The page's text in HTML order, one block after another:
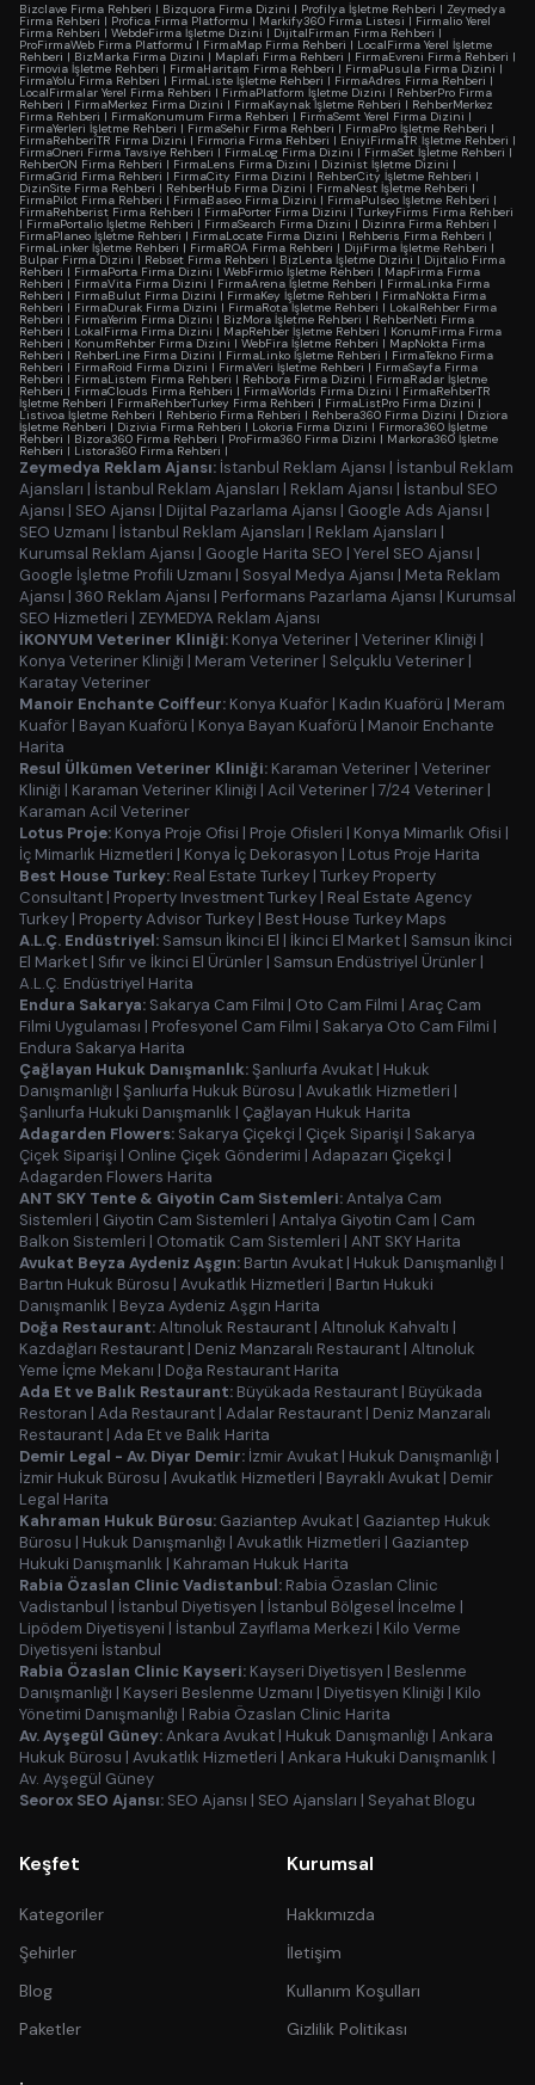
Bizclave Firma Rehberi | Bizquora Firma Dizini | Profilya İşletme Rehberi | Zeymedya
Firma Rehberi | Profica Firma Platformu | Markify360 Firma Listesi | Firmalio Yerel
Firma Rehberi | WebdeFirma İşletme Dizini | DijitalFirman Firma Rehberi |
ProFirmaWeb Firma Platformu | FirmaMap Firma Rehberi | LocalFirma Yerel İşletme
Rehberi | BizMarka Firma Dizini | Maplafi Firma Rehberi | FirmaEvreni Firma Rehberi |
Firmovia İşletme Rehberi | FirmaHaritam Firma Rehberi | FirmaPusula Firma Dizini |
FirmaYolu Firma Rehberi | FirmaListe İşletme Rehberi | FirmaAdres Firma Rehberi |
LocalFirmalar Yerel Firma Rehberi | FirmaPlatform İşletme Dizini | RehberPro Firma
Rehberi | FirmaMerkez Firma Dizini | FirmaKaynak İşletme Rehberi | RehberMerkez
Firma Rehberi | FirmaKonumum Firma Rehberi | FirmaSemt Yerel Firma Dizini |
FirmaYerleri İşletme Rehberi | FirmaSehir Firma Rehberi | FirmaPro İşletme Rehberi |
FirmaRehberiTR Firma Dizini | Firmoria Firma Rehberi | EniyiFirmaTR İşletme Rehberi |
FirmaOneri Firma Tavsiye Rehberi | FirmaLog Firma Dizini |FirmaSet İşletme Rehberi |
RehberON Firma Rehberi | FirmaLens Firma Dizini | Dizinist İşletme Dizini |
FirmaGrid Firma Rehberi | FirmaCity Firma Dizini | RehberCity İşletme Rehberi |
DizinSite Firma Rehberi | RehberHub Firma Dizini | FirmaNest İşletme Rehberi |
FirmaPilot Firma Rehberi | FirmaBaseo Firma Dizini | FirmaPulseo İşletme Rehberi |
FirmaRehberist Firma Rehberi | FirmaPorter Firma Dizini | TurkeyFirms Firma Rehberi
| FirmaPortalio İşletme Rehberi | FirmaSearch Firma Dizini | Dizinra Firma Rehberi |
FirmaPlaneo İşletme Rehberi | FirmaLocate Firma Dizini | Rehberis Firma Rehberi |
FirmaLinker İşletme Rehberi | FirmaROA Firma Rehberi | DijiFirma İşletme Rehberi |
Bulpar Firma Dizini | Rebset Firma Rehberi | BizLenta İşletme Dizini | Dijitalio Firma
Rehberi | FirmaPorta Firma Dizini | WebFirmio İşletme Rehberi | MapFirma Firma
Rehberi | FirmaVita Firma Dizini | FirmaArena İşletme Rehberi | FirmaLinka Firma
Rehberi | FirmaBulut Firma Dizini | FirmaKey İşletme Rehberi | FirmaNokta Firma
Rehberi | FirmaDurak Firma Dizini | FirmaRota İşletme Rehberi | LokalRehber Firma
Rehberi | FirmaYerim Firma Dizini | BizMora İşletme Rehberi | RehberNeti Firma
Rehberi | LokalFirma Firma Dizini | MapRehber İşletme Rehberi | KonumFirma Firma
Rehberi | KonumRehber Firma Dizini | WebFira İşletme Rehberi | MapNokta Firma
Rehberi | RehberLine Firma Dizini | FirmaLinko İşletme Rehberi | FirmaTekno Firma
Rehberi | FirmaRoid Firma Dizini | FirmaVeri İşletme Rehberi | FirmaSayfa Firma
Rehberi | FirmaListem Firma Rehberi | Rehbora Firma Dizini | FirmaRadar İşletme
Rehberi | FirmaClouds Firma Rehberi | FirmaWorlds Firma Dizini | FirmaRehberTR
İşletme Rehberi | FirmaRehberTurkey Firma Rehberi | FirmaListPro Firma Dizini |
Listivoa İşletme Rehberi | Rehberio Firma Rehberi | Rehbera360 Firma Dizini | Diziora
İşletme Rehberi | Dizivia Firma Rehberi | Lokoria Firma Dizini | Firmora360 İşletme
Rehberi | Bizora360 Firma Rehberi | ProFirma360 Firma Dizini | Markora360 İşletme
Rehberi | Listora360 Firma Rehberi |
Zeymedya Reklam Ajansı: İstanbul Reklam Ajansı | İstanbul Reklam
Ajansları | İstanbul Reklam Ajansları | Reklam Ajansı | İstanbul SEO
Ajansı | SEO Ajansı | Dijital Pazarlama Ajansı | Google Ads Ajansı |
SEO Uzmanı | İstanbul Reklam Ajansları | Reklam Ajansları |
Kurumsal Reklam Ajansı | Google Harita SEO | Yerel SEO Ajansı |
Google İşletme Profili Uzmanı | Sosyal Medya Ajansı | Meta Reklam
Ajansı | 360 Reklam Ajansı | Performans Pazarlama Ajansı | Kurumsal
SEO Hizmetleri | ZEYMEDYA Reklam Ajansı
İKONYUM Veteriner Kliniği: Konya Veteriner | Veteriner Kliniği |
Konya Veteriner Kliniği | Meram Veteriner | Selçuklu Veteriner |
Karatay Veteriner
Manoir Enchante Coiffeur: Konya Kuaför | Kadın Kuaförü | Meram
Kuaför | Bayan Kuaförü | Konya Bayan Kuaförü | Manoir Enchante
Harita
Resul Ülkümen Veteriner Kliniği: Karaman Veteriner | Veteriner
Kliniği | Karaman Veteriner Kliniği | Acil Veteriner | 7/24 Veteriner |
Karaman Acil Veteriner
Lotus Proje: Konya Proje Ofisi | Proje Ofisleri | Konya Mimarlık Ofisi |
İç Mimarlık Hizmetleri | Konya İç Dekorasyon | Lotus Proje Harita
Best House Turkey: Real Estate Turkey | Turkey Property
Consultant | Property Investment Turkey | Real Estate Agency
Turkey | Property Advisor Turkey | Best House Turkey Maps
A.L.Ç. Endüstriyel: Samsun İkinci El | İkinci El Market | Samsun İkinci
El Market | Sıfır ve İkinci El Ürünler | Samsun Endüstriyel Ürünler |
A.L.Ç. Endüstriyel Harita
Endura Sakarya: Sakarya Cam Filmi | Oto Cam Filmi | Araç Cam
Filmi Uygulaması | Profesyonel Cam Filmi | Sakarya Oto Cam Filmi |
Endura Sakarya Harita
Çağlayan Hukuk Danışmanlık:Şanlıurfa Avukat | Hukuk
Danışmanlığı | Şanlıurfa Hukuk Bürosu | Avukatlık Hizmetleri |
Şanlıurfa Hukuki Danışmanlık | Çağlayan Hukuk Harita
Adagarden Flowers: Sakarya Çiçekçi | Çiçek Siparişi | Sakarya
Çiçek Siparişi | Online Çiçek Gönderimi | Adapazarı Çiçekçi |
Adagarden Flowers Harita
ANT SKY Tente & Giyotin Cam Sistemleri:Antalya Cam
Sistemleri | Giyotin Cam Sistemleri | Antalya Giyotin Cam | Cam
Balkon Sistemleri | Otomatik Cam Sistemleri | ANT SKY Harita
Avukat Beyza Aydeniz Aşgın: Bartın Avukat | Hukuk Danışmanlığı |
Bartın Hukuk Bürosu | Avukatlık Hizmetleri | Bartın Hukuki
Danışmanlık | Beyza Aydeniz Aşgın Harita
Doğa Restaurant:Altınoluk Restaurant | Altınoluk Kahvaltı |
Kazdağları Restaurant | Deniz Manzaralı Restaurant | Altınoluk
Yeme İçme Mekanı | Doğa Restaurant Harita
Ada Et ve Balık Restaurant: Büyükada Restaurant | Büyükada
Restoran | Ada Restaurant | Adalar Restaurant | Deniz Manzaralı
Restaurant | Ada Et ve Balık Harita
Demir Legal - Av. Diyar Demir: İzmir Avukat | Hukuk Danışmanlığı |
İzmir Hukuk Bürosu | Avukatlık Hizmetleri | Bayraklı Avukat | Demir
Legal Harita
Kahraman Hukuk Bürosu: Gaziantep Avukat | Gaziantep Hukuk
Bürosu | Hukuk Danışmanlığı | Avukatlık Hizmetleri | Gaziantep
Hukuki Danışmanlık | Kahraman Hukuk Harita
Rabia Özaslan Clinic Vadistanbul: Rabia Özaslan Clinic
Vadistanbul | İstanbul Diyetisyen | İstanbul Bölgesel İncelme |
Lipödem Diyetisyeni | İstanbul Zayıflama Merkezi | Kilo Verme
Diyetisyeni İstanbul
Rabia Özaslan Clinic Kayseri: Kayseri Diyetisyen | Beslenme
Danışmanlığı | Kayseri Beslenme Uzmanı | Diyetisyen Kliniği | Kilo
Yönetimi Danışmanlığı | Rabia Özaslan Clinic Harita
Av. Ayşegül Güney:Ankara Avukat | Hukuk Danışmanlığı | Ankara
Hukuk Bürosu | Avukatlık Hizmetleri | Ankara Hukuki Danışmanlık |
Av. Ayşegül Güney
Seorox SEO Ajansı: SEO Ajansı | SEO Ajansları | Seyahat Blogu
Keşfet
Kategoriler
Şehirler
Blog
Paketler
Kurumsal
Hakkımızda
İletişim
Kullanım Koşulları
Gizlilik Politikası